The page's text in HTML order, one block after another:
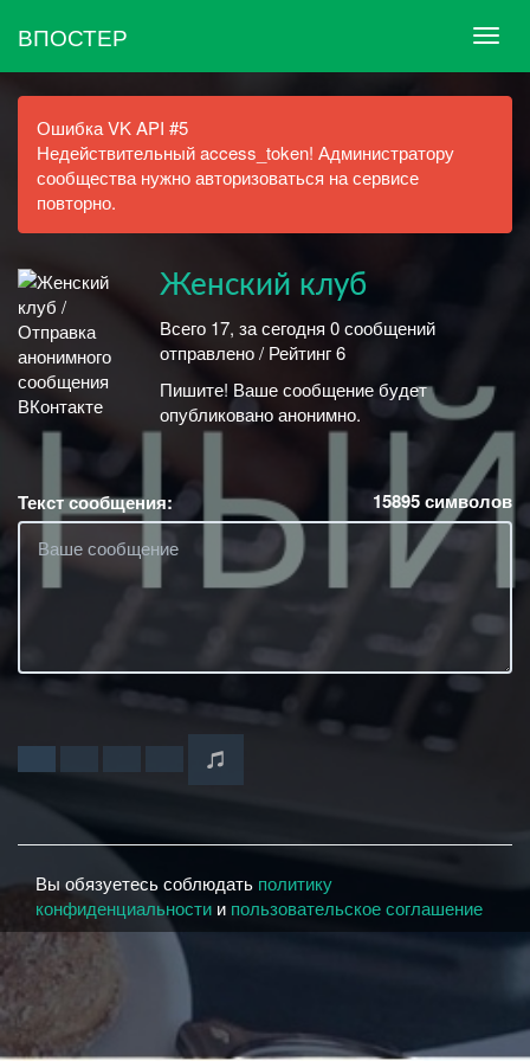
ВПОСТЕР
Ошибка VK API #5
Недействительный access_token! Администратору
сообщества нужно авторизоваться на сервисе
повторно.
Женский клуб
Всего 17, за сегодня 0 сообщений
отправлено / Рейтинг 6
Пишите! Ваше сообщение будет
опубликовано анонимно.
Текст сообщения: 15895символов
Вы обязуетесь соблюдать политику
конфиденциальности и пользовательское соглашение